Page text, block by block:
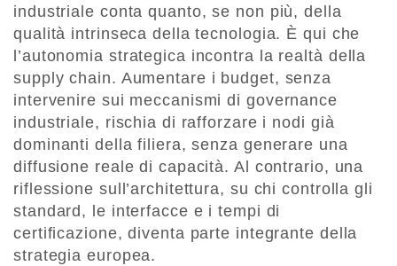
industriale conta quanto, se non più, della
qualità intrinseca della tecnologia. È qui che
l’autonomia strategica incontra la realtà della
supply chain. Aumentare i budget, senza
intervenire sui meccanismi di governance
industriale, rischia di rafforzare i nodi già
dominanti della filiera, senza generare una
diffusione reale di capacità. Al contrario, una
riflessione sull’architettura, su chi controlla gli
standard, le interfacce e i tempi di
certificazione, diventa parte integrante della
strategia europea.